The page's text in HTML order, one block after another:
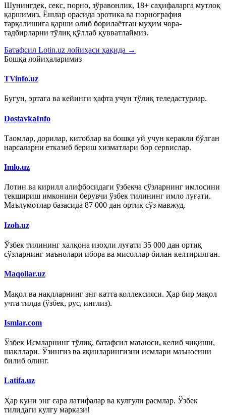
Шунингдек, секс, порно, зўравонлик, 18+ саҳифаларга мутлоқ
қаршимиз. Ёшлар орасида эротика ва порнография
тарқалишига қарши олиб борилаётган муҳим чора-
тадбирларни тўлиқ қўллаб қувватлаймиз.
Батафсил Lotin.uz лойиҳаси ҳақида →
Бошқа лойиҳаларимиз
TVinfo.uz
Бугун, эртага ва кейинги ҳафта учун тўлиқ теледастурлар.
DostavkaInfo
Таомлар, дорилар, китоблар ва бошқа уй учун керакли бўлган
нарсаларни етказиб бериш хизматлари бор сервислар.
Imlo.uz
Лотин ва кирилл алифбосидаги ўзбекча сўзларнинг имлосини
текшириш имконини берувчи ўзбек тилининг имло луғати.
Маълумотлар базасида 87 000 дан ортиқ сўз мавжуд.
Izoh.uz
Ўзбек тилининг халқона изоҳли луғати 35 000 дан ортиқ
сўзларнинг маънолари ибора ва мисоллар билан келтирилган.
Maqollar.uz
Мақол ва нақлларнинг энг катта коллексияси. Ҳар бир мақол
учта тилда (ўзбек, рус, инглиз).
Ismlar.com
Ўзбек Исмларнинг тўлиқ, батафсил маъноси, келиб чиқиши,
шакллари. Ўзингиз ва яқинларингизни исмлари маъносини
билиб олинг.
Latifa.uz
Ҳар куни энг сара латифалар ва кулгули расмлар. Ўзбек
тилидаги кулгу маркази!